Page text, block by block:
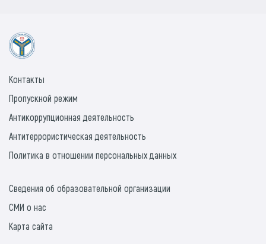
Контакты
Пропускной режим
Антикоррупционная деятельность
Антитеррористическая деятельность
Политика в отношении персональных данных
Сведения об образовательной организации
СМИ о нас
Карта сайта